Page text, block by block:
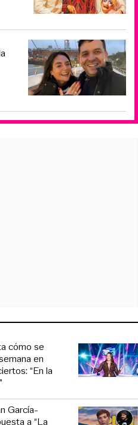
cómo se
en
“En la
García-
a “La